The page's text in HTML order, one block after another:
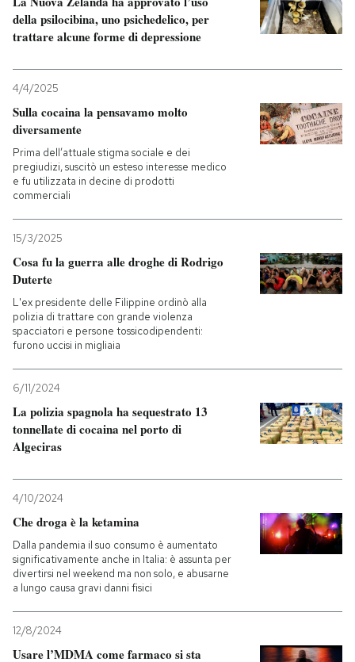
della psilocibina, uno psichedelico, per
trattare alcune forme di depressione
4/4/2025
Sulla cocaina la pensavamo molto
diversamente
Prima dell’attuale stigma sociale e dei
pregiudizi, suscitò un esteso interesse medico
e fu utilizzata in decine di prodotti
commerciali
15/3/2025
Cosa fu la guerra alle droghe di Rodrigo
Duterte
L'ex presidente delle Filippine ordinò alla
polizia di trattare con grande violenza
spacciatori e persone tossicodipendenti:
furono uccisi in migliaia
6/11/2024
La polizia spagnola ha sequestrato 13
tonnellate di cocaina nel porto di
Algeciras
4/10/2024
Che droga è la ketamina
Dalla pandemia il suo consumo è aumentato
significativamente anche in Italia: è assunta per
divertirsi nel weekend ma non solo, e abusarne
a lungo causa gravi danni fisici
12/8/2024
Usare l’MDMA come farmaco si sta